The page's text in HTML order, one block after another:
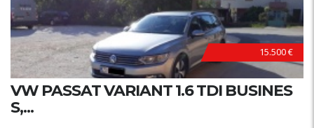
15.500 €
VW PASSAT VARIANT 1.6 TDI BUSINES
S,...